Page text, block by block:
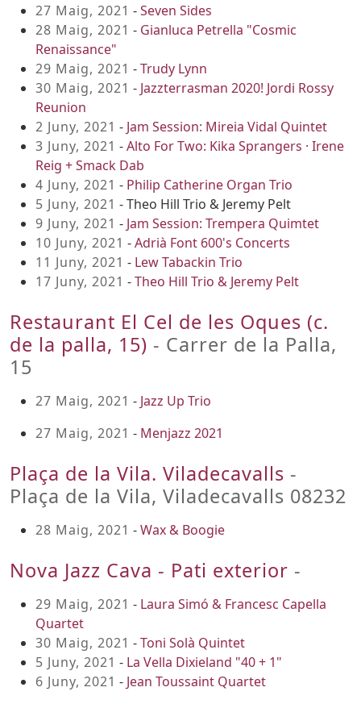
27 Maig, 2021 -Seven Sides
28 Maig, 2021 - Gianluca Petrella "Cosmic
Renaissance"
29 Maig, 2021 -Trudy Lynn
30 Maig, 2021 - Jazzterrasman 2020! Jordi Rossy
Reunion
2 Juny, 2021 - Jam Session: Mireia Vidal Quintet
3 Juny, 2021 -Alto For Two: Kika Sprangers · Irene
Reig + Smack Dab
4 Juny, 2021 - Philip Catherine Organ Trio
5 Juny, 2021 - Theo Hill Trio & Jeremy Pelt
9 Juny, 2021 - Jam Session: Trempera Quimtet
10 Juny, 2021 -Adrià Font 600's Concerts
11 Juny, 2021 - Lew Tabackin Trio
17 Juny, 2021 -Theo Hill Trio & Jeremy Pelt
Restaurant El Cel de les Oques (c.
de la palla, 15) - Carrer de la Palla,
15
27 Maig, 2021 - Jazz Up Trio
27 Maig, 2021 - Menjazz 2021
Plaça de la Vila. Viladecavalls -
Plaça de la Vila, Viladecavalls 08232
28 Maig, 2021 -Wax & Boogie
Nova Jazz Cava - Pati exterior -
29 Maig, 2021 - Laura Simó & Francesc Capella
Quartet
30 Maig, 2021 -Toni Solà Quintet
5 Juny, 2021 - La Vella Dixieland "40 + 1"
6 Juny, 2021 - Jean Toussaint Quartet